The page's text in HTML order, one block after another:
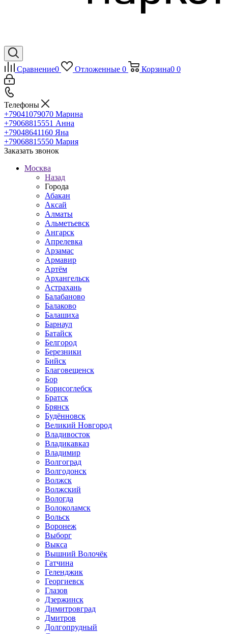
Сравнение0 Отложенные 0 Корзина0 0
Телефоны
+79041079070 Марина
+79068815551 Анна
+79048641160 Яна
+79068815550 Мария
Заказать звонок
Москва
Назад
Города
Абакан
Аксай
Алматы
Альметьевск
Ангарск
Апрелевка
Арзамас
Армавир
Артём
Архангельск
Астрахань
Балабаново
Балаково
Балашиха
Барнаул
Батайск
Белгород
Березники
Бийск
Благовещенск
Бор
Борисоглебск
Братск
Брянск
Будённовск
Великий Новгород
Владивосток
Владикавказ
Владимир
Волгоград
Волгодонск
Волжск
Волжский
Вологда
Волоколамск
Вольск
Воронеж
Выборг
Выкса
Вышний Волочёк
Гатчина
Геленджик
Георгиевск
Глазов
Дзержинск
Димитровград
Дмитров
Долгопрудный